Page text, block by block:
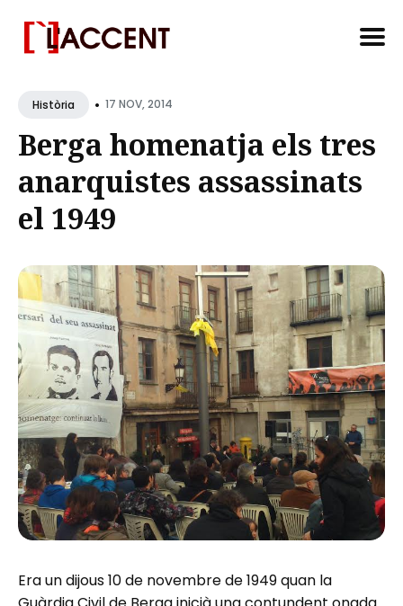
forHistòria • 17 NOV, 2014
Berga homenatja els tres
anarquistes assassinats
el 1949
Era un dijous 10 de novembre de 1949 quan la